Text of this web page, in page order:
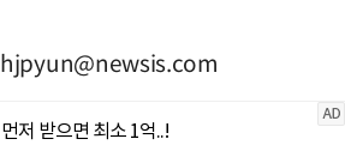
hjpyun@newsis.com